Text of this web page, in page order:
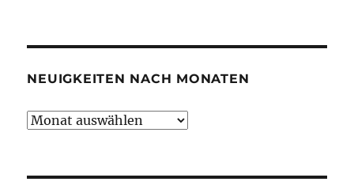
NEUIGKEITEN NACH MONATEN
Neuigkeiten